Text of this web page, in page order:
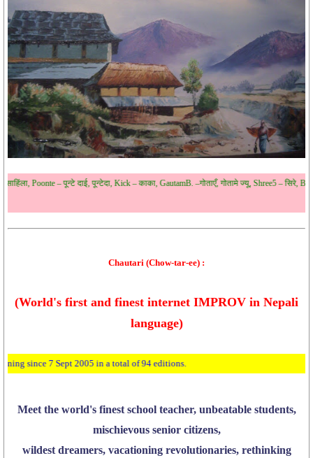
दाई, पून्टेदा, Kick – काका, GautamB. –गोताएँ, गोतामे ज्यू, Shree5 – सिरे, Bhaute
Chautari (Chow-tar-ee) :
(World's first and finest internet IMPROV in Nepali
language)
2005 in a total of 94 editions.
Meet the world's finest school teacher, unbeatable students,
mischievous senior citizens,
wildest dreamers, vacationing revolutionaries, rethinking